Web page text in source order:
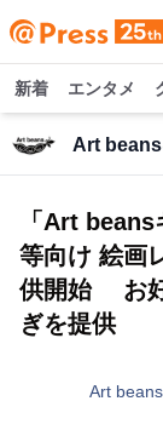
新着 エンタメ
Art
「Art
等向け 絵画
供開始 お好
ぎを提供
Art